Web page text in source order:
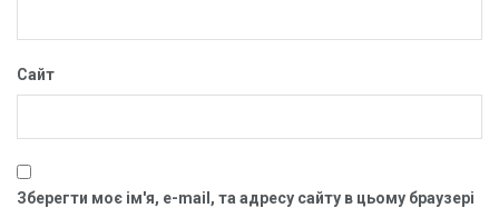
Сайт
Зберегти моє ім'я, e-mail, та адресу сайту в цьому браузері